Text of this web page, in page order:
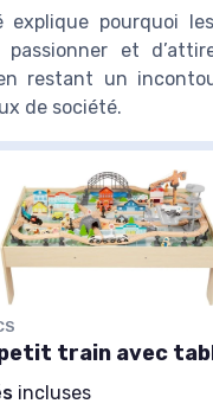
explique pourquoi
et
restant un
de société.
train avec
incluses